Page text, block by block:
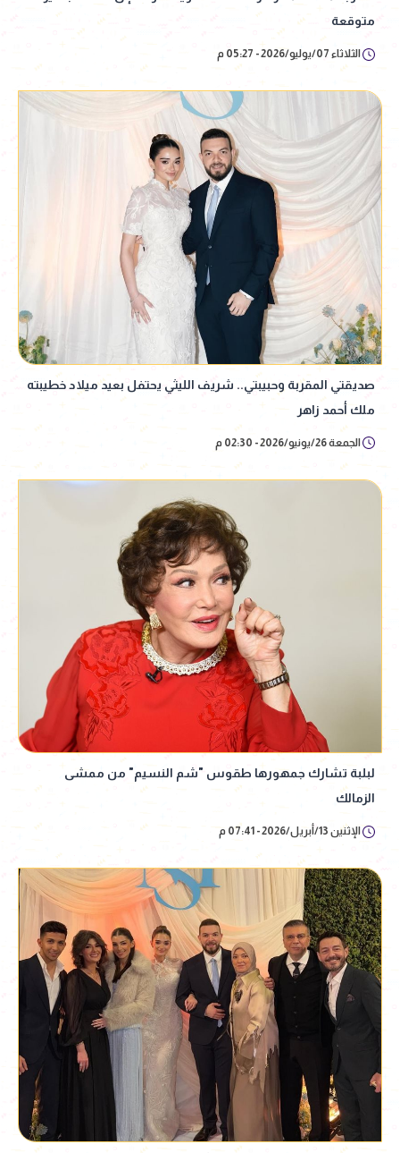
متوقعة
الثلاثاء 07/يوليو/2026 - 05:27 م
صديقتي المقربة وحبيبتي.. شريف الليثي يحتفل بعيد ميلاد خطيبته
ملك أحمد زاهر
الجمعة 26/يونيو/2026 - 02:30 م
لبلبة تشارك جمهورها طقوس "شم النسيم" من ممشى
الزمالك
الإثنين 13/أبريل/2026 - 07:41 م